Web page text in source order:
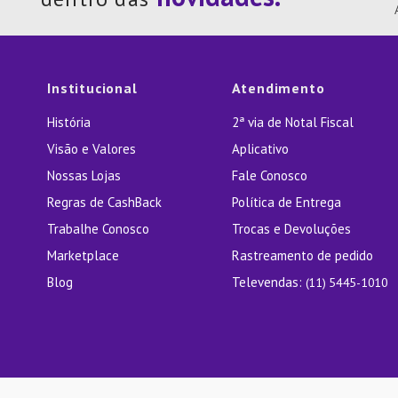
Institucional
História
Visão e Valores
Nossas Lojas
Regras de CashBack
Trabalhe Conosco
Marketplace
Blog
Atendimento
2ª via de Notal Fiscal
Aplicativo
Fale Conosco
Política de Entrega
Trocas e Devoluções
Rastreamento de pedido
Televendas: (11) 5445-1010